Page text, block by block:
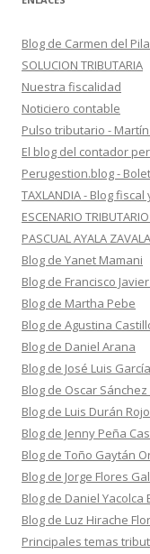
Blog de Carmen del
SOLUCION TRIBUTARIA
Nuestra fiscalidad
Noticiero contable
Pulso tributario -
El blog del contador
Perugestion.blog -
TAXLANDIA - Blog
ESCENARIO
PASCUAL AYALA ZAVALA
Blog de Yanet Mamani
Blog de Francisco
Blog de Martha Pebe
Blog de Agustina
Blog de Daniel Arana
Blog de José Luis
Blog de Oscar Sánchez
Blog de Luis Durán Rojo
Blog de Jenny Peña
Blog de Toño Gaytán
Blog de Jorge Flores
Blog de Daniel Yacolca
Blog de Luz Hirache
Principales temas